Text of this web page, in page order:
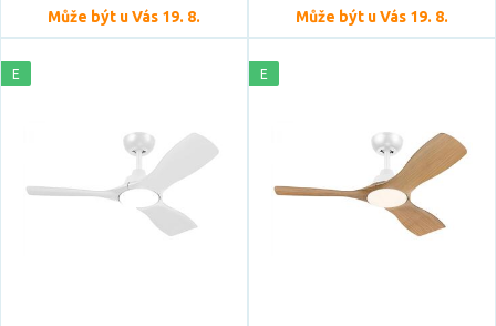
Teplota barvy
Světelný tok celkový
Může být u Vás 19. 8. Může být u Vás 19. 8.
E E